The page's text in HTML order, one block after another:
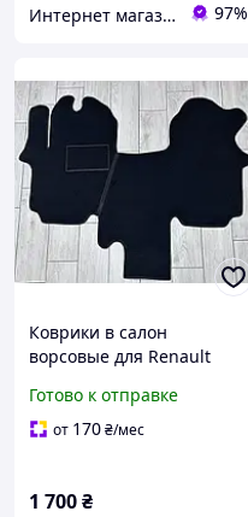
Интернет магазин Avtokovrik.in.ua 97%
Коврики в салон
ворсовые для Renault
ухом между сиденьями) /
Рено Трафик
Готово к отправке
от 170₴/мес
1 700₴